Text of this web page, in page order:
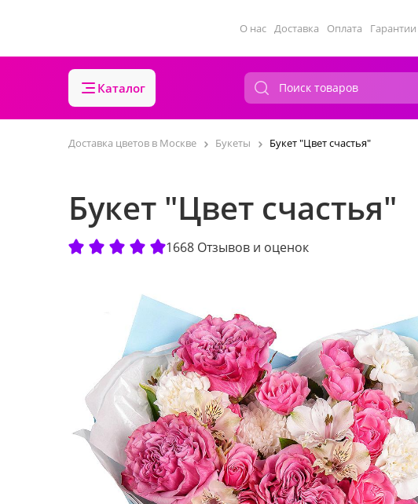
О нас Доставка Оплата Гарантии
Каталог
Доставка цветов в Москве Букеты Букет "Цвет счастья"
Букет "Цвет счастья"
1668 Отзывов и оценок